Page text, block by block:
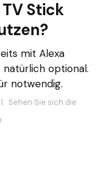
Stick
mit Alexa
optional.
notwendig.
| Sehen Sie sich die